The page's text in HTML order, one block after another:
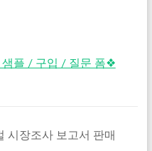
플 / 구입 / 질문 폼❖